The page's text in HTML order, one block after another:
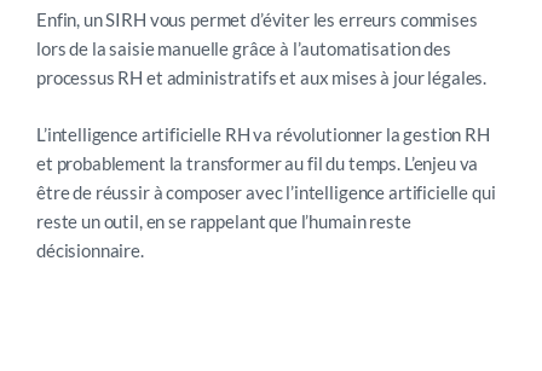
Enfin, un SIRH vous permet d’éviter les erreurs commises
lors de la saisie manuelle grâce à l’automatisation des
processus RH et administratifs et aux mises à jour légales.
L’intelligence artificielle RH va révolutionner la gestion RH
et probablement la transformer au fil du temps. L’enjeu va
être de réussir à composer avec l’intelligence artificielle qui
reste un outil, en se rappelant que l’humain reste
décisionnaire.